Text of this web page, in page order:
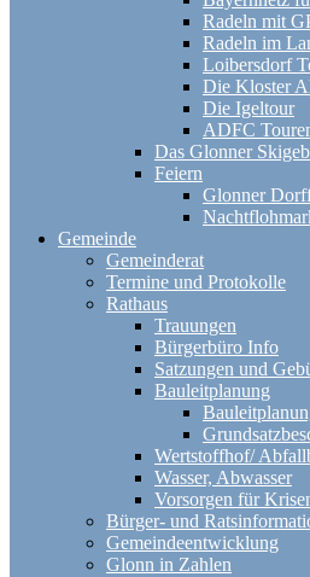
Radeln mit
Radeln im
Loibersdorf
Die Kloster
Die Igeltour
ADFC
Das Glonner
Feiern
Glonner
Gemeinde
Gemeinderat
Termine und Protokolle
Rathaus
Trauungen
Bürgerbüro Info
Satzungen und
Bauleitplanung
Wertstoffhof/
Wasser, Abwasser
Vorsorgen für
Bürger- und
Gemeindeentwicklung
Glonn in Zahlen